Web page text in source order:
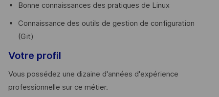
Bonne connaissances des pratiques de Linux
Connaissance des outils de gestion de configuration
(Git)
Votre profil
Vous possédez une dizaine d'années d'expérience
professionnelle sur ce métier.